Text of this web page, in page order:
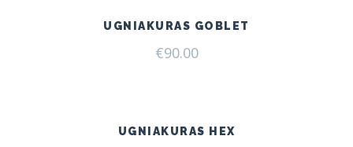
UGNIAKURAS GOBLET
€90.00
UGNIAKURAS HEX